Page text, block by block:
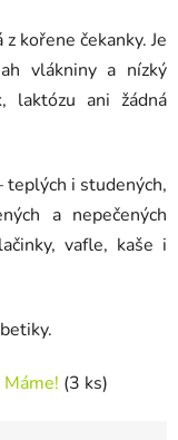
kořene čekanky. Je
vlákniny a nízký
laktózu ani žádná
teplých i studených,
a nepečených
vafle, kaše i
Máme! (3 ks)